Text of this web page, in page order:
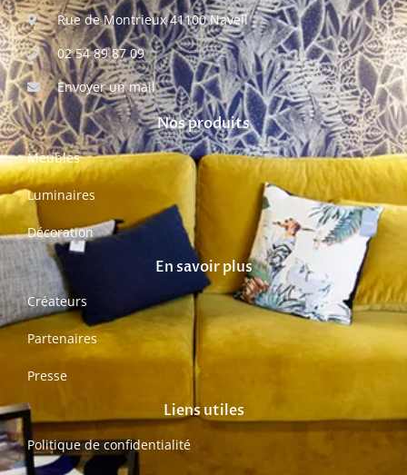
Rue de Montrieux 41100 Naveil
02 54 89 87 09
Envoyer un mail
Nos produits
Meubles
Luminaires
Décoration
En savoir plus
Créateurs
Partenaires
Presse
Liens utiles
Politique de confidentialité